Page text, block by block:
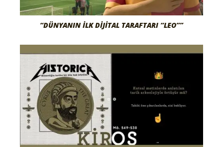
“DÜNYANIN İLK DIJITAL TARAFTARI “LEO””